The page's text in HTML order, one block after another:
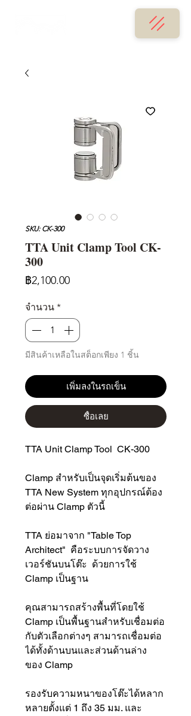
SKU: CK-300
TTA Unit Clamp Tool CK-
300
฿2,100.00ราคา
จำนวน *
มีสินค้าเหลือในสต็อกเพียง 1 ชิ้น
เพิ่มลงในรถเข็น
ซื้อเลย
TTA Unit Clamp Tool CK-300
Clamp สำหรับเป็นจุดเริ่มต้นของ
TTA New System ทุกอุปกรณ์ต้อง
ต่อผ่าน Clamp ตัวนี้
TTA ย่อมาจาก "Table Top
Architect" คือระบบการจัดวาง
เวอร์ชันบนโต๊ะ ด้วยการใช้
Clamp เป็นฐาน
คุณสามารถสร้างพื้นที่โดยใช้
Clamp เป็นพื้นฐานสำหรับเชื่อมต่อ
กับตัวเลือกต่างๆ สามารถเชื่อมต่อ
ได้ทั้งด้านบนและส่วนด้านล่าง
ของ Clamp
รองรับความหนาของโต๊ะได้หลาก
หลายตั้งแต่ 1 ถึง 35 มม. และ